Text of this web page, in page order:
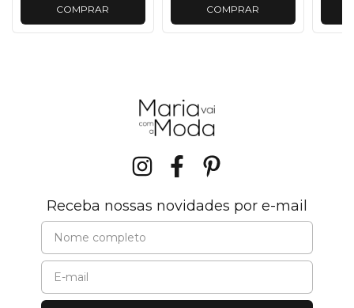
COMPRAR COMPRAR
Receba nossas novidades por e-mail